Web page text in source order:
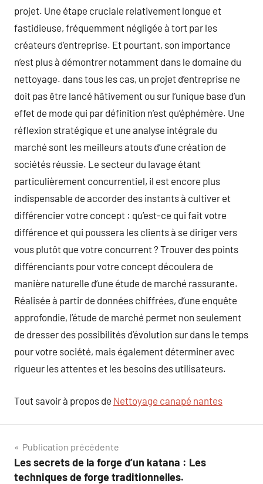
projet. Une étape cruciale relativement longue et
fastidieuse, fréquemment négligée à tort par les
créateurs d’entreprise. Et pourtant, son importance
n’est plus à démontrer notamment dans le domaine du
nettoyage. dans tous les cas, un projet d’entreprise ne
doit pas être lancé hâtivement ou sur l’unique base d’un
effet de mode qui par définition n’est qu’éphémère. Une
réflexion stratégique et une analyse intégrale du
marché sont les meilleurs atouts d’une création de
sociétés réussie. Le secteur du lavage étant
particulièrement concurrentiel, il est encore plus
indispensable de accorder des instants à cultiver et
différencier votre concept : qu’est-ce qui fait votre
différence et qui poussera les clients à se diriger vers
vous plutôt que votre concurrent ? Trouver des points
différenciants pour votre concept découlera de
manière naturelle d’une étude de marché rassurante.
Réalisée à partir de données chiffrées, d’une enquête
approfondie, l’étude de marché permet non seulement
de dresser des possibilités d’évolution sur dans le temps
pour votre société, mais également déterminer avec
rigueur les attentes et les besoins des utilisateurs.
Tout savoir à propos de Nettoyage canapé nantes
Navigation
de
Publication précédente
Les secrets de la forge d’un katana : Les
techniques de forge traditionnelles.